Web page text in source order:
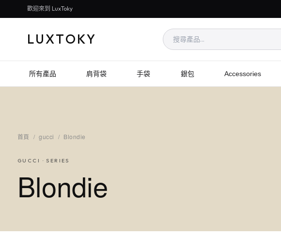
歡迎來到 LuxToky
LUXTOKY
所有產品 肩背袋 手袋 銀包 Accessories
首頁 / gucci / Blondie
GUCCI · SERIES
Blondie